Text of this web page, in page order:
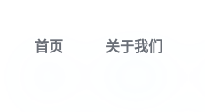
首页 关于我们